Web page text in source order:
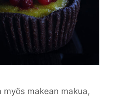
myös makean makua,